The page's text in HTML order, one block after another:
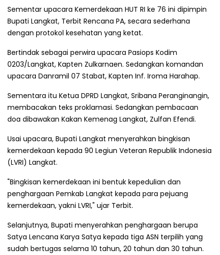
Sementar upacara Kemerdekaan HUT RI ke 76 ini dipimpin
Bupati Langkat, Terbit Rencana PA, secara sederhana
dengan protokol kesehatan yang ketat.
Bertindak sebagai perwira upacara Pasiops Kodim
0203/Langkat, Kapten Zulkarnaen. Sedangkan komandan
upacara Danramil 07 Stabat, Kapten Inf. Iroma Harahap.
Sementara itu Ketua DPRD Langkat, Sribana Peranginangin,
membacakan teks proklamasi. Sedangkan pembacaan
doa dibawakan Kakan Kemenag Langkat, Zulfan Efendi.
Usai upacara, Bupati Langkat menyerahkan bingkisan
kemerdekaan kepada 90 Legiun Veteran Republik Indonesia
(LVRI) Langkat.
"Bingkisan kemerdekaan ini bentuk kepedulian dan
penghargaan Pemkab Langkat kepada para pejuang
kemerdekaan, yakni LVRI," ujar Terbit.
Selanjutnya, Bupati menyerahkan penghargaan berupa
Satya Lencana Karya Satya kepada tiga ASN terpilih yang
sudah bertugas selama 10 tahun, 20 tahun dan 30 tahun.